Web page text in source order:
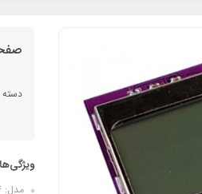
دسته
مدل: PCD8544